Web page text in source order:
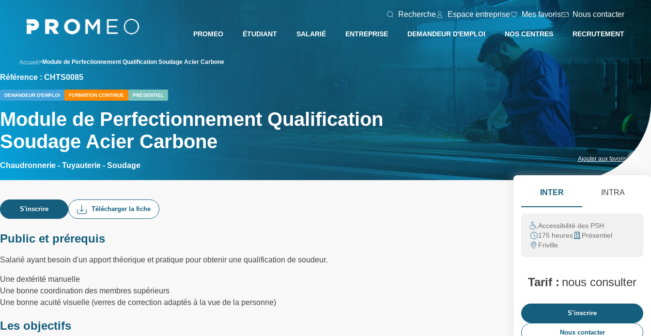
Recherche Espace entreprise Mes favoris Nous contacter
PROMEO ÉTUDIANT SALARIÉ ENTREPRISE DEMANDEUR D'EMPLOI NOS CENTRES RECRUTEMENT
Accueil Module de Perfectionnement Qualification Soudage Acier Carbone
Référence : CHTS0085
DEMANDEUR D'EMPLOI FORMATION CONTINUE PRÉSENTIEL
Module de Perfectionnement Qualification
Soudage Acier Carbone
Chaudronnerie - Tuyauterie - Soudage
Ajouter aux favoris
S'inscrire Télécharger la fiche
Public et prérequis
Salarié ayant besoin d'un apport théorique et pratique pour obtenir une qualification de soudeur.
Une dextérité manuelle
Une bonne coordination des membres supérieurs
Une bonne acuité visuelle (verres de correction adaptés à la vue de la personne)
Les objectifs
INTER INTRA
Accessibilité des PSH
175 heures
Présentiel
Friville
Tarif : nous consulter
S’inscrire
Nous contacter